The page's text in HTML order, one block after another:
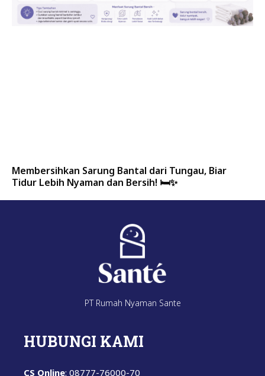
Membersihkan Sarung Bantal dari Tungau, Biar
Tidur Lebih Nyaman dan Bersih! 🛏️✨
PT Rumah Nyaman Sante
HUBUNGI KAMI
CS Online: 08777-76000-70